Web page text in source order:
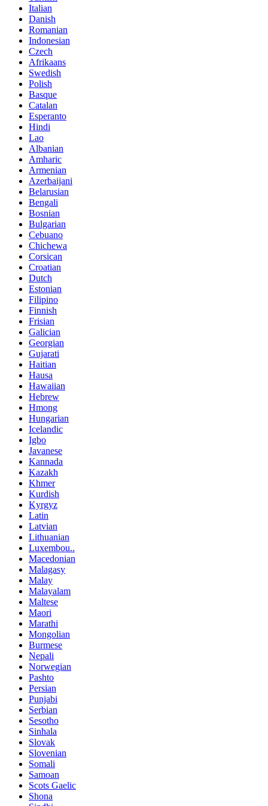
Italian
Danish
Romanian
Indonesian
Czech
Afrikaans
Swedish
Polish
Basque
Catalan
Esperanto
Hindi
Lao
Albanian
Amharic
Armenian
Azerbaijani
Belarusian
Bengali
Bosnian
Bulgarian
Cebuano
Chichewa
Corsican
Croatian
Dutch
Estonian
Filipino
Finnish
Frisian
Galician
Georgian
Gujarati
Haitian
Hausa
Hawaiian
Hebrew
Hmong
Hungarian
Icelandic
Igbo
Javanese
Kannada
Kazakh
Khmer
Kurdish
Kyrgyz
Latin
Latvian
Lithuanian
Luxembou..
Macedonian
Malagasy
Malay
Malayalam
Maltese
Maori
Marathi
Mongolian
Burmese
Nepali
Norwegian
Pashto
Persian
Punjabi
Serbian
Sesotho
Sinhala
Slovak
Slovenian
Somali
Samoan
Scots Gaelic
Shona